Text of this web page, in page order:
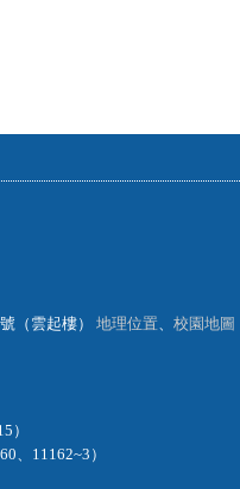
（雲起樓） 地理位置、 校園地圖
）
、11162~3）